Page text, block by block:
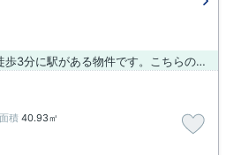
快適に通勤や通学ができる、徒歩3分に駅がある物件です。こちらの物件はアパートです。中古住宅選びの中でニーズの高い築7年の物件となっています。常滑市に住まいをお求めなら、物件情報を豊富に取り扱う当社にお任せください。当社で住まい探しをしていただければ、きっと素敵な物件が見つかります。
積 40.93㎡